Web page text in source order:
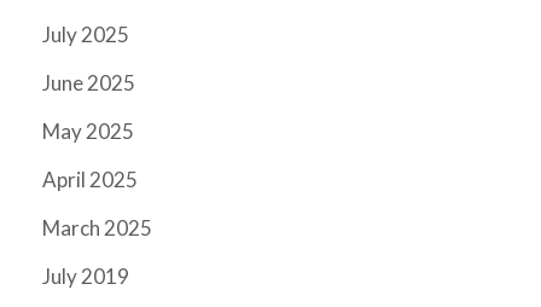
July 2025
June 2025
May 2025
April 2025
March 2025
July 2019